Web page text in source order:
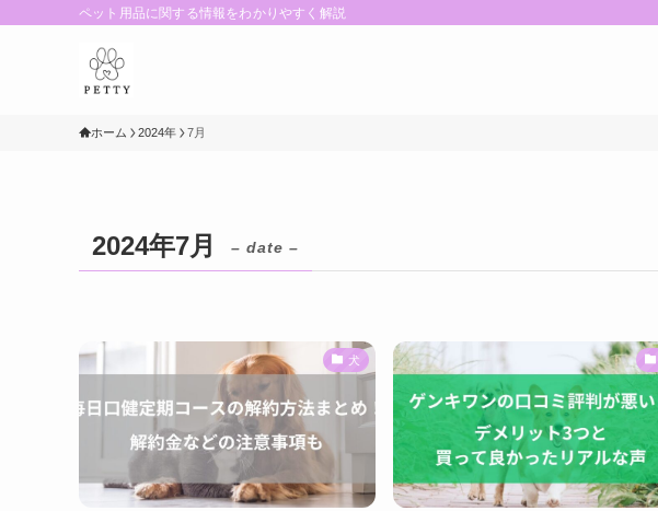
ペット用品に関する情報をわかりやすく解説
ホーム 2024年 7月
2024年7月 – date –
犬